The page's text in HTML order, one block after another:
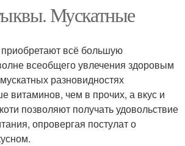
Мускатные
всё большую
всеобщего увлечения здоровым
разновидностях
витаминов, чем в прочих, а вкус и
позволяют получать удовольствие
опровергая постулат о